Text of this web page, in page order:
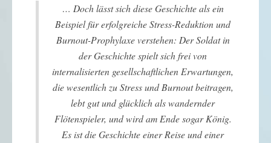
… Doch lässt sich diese Geschichte als ein
Beispiel für erfolgreiche Stress-Reduktion und
Burnout-Prophylaxe verstehen: Der Soldat in
der Geschichte spielt sich frei von
internalisierten gesellschaftlichen Erwartungen,
die wesentlich zu Stress und Burnout beitragen,
lebt gut und glücklich als wandernder
Flötenspieler, und wird am Ende sogar König.
Es ist die Geschichte einer Reise und einer